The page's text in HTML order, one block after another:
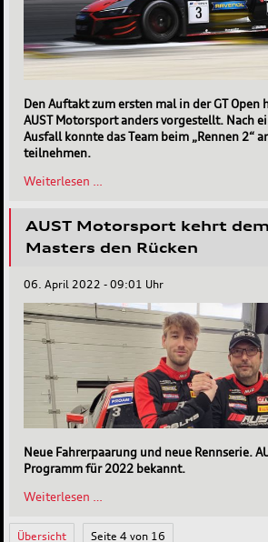
Den Auftakt zum ersten mal in der GT Open
AUST Motorsport anders vorgestellt. Nach
Ausfall konnte das Team beim „Rennen 2“
teilnehmen.
Weiterlesen …
Auftaktrennen
in
GT
AUST Motorsport kehrt dem
Masters den Rücken
06. April 2022 - 09:01 Uhr
Neue Fahrerpaarung und neue Rennserie.
Programm für 2022 bekannt.
Weiterlesen …
kehrt
Übersicht Seite 4 von 16